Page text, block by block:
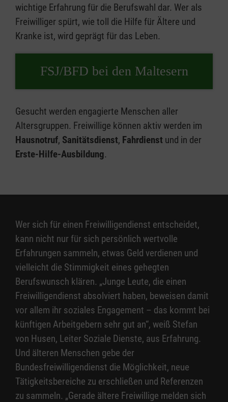
wichtige Erfahrung für die Berufswahl dar. Wer als
Freiwilliger spürt, wie toll die Hilfe für Ältere und
Kranke ist, wird geprägt für das Leben.
FSJ/BFD bei den Maltesern
Gesucht werden engagierte Menschen aller
Altersgruppen. Freiwillige können aktiv werden im
Hausnotruf, Sanitätsdienst, Fahrdienst und in der
Erste-Hilfe-Ausbildung.
Wer sich für einen Freiwilligendienst entscheidet,
kann nicht nur für sich persönlich wertvolle
Erfahrungen sammeln, etwas Geld verdienen und
vielleicht die Stimmigkeit eines gehegten
Berufswunsch klären. „Junge Leute, die einen
Freiwilligendienst absolviert haben, beweisen damit
vor allem ihr soziales Engagement – das kommt bei
künftigen Arbeitgebern sehr gut an“, weiß Stefan
von Husen, Leiter Soziale Dienste, aus Erfahrung.
Und älteren Menschen gebe der
Bundesfreiwilligendienst die Möglichkeit, neue
Tätigkeitsbereiche zu erschließen und Referenzen
zu sammeln. „Gerade ältere Freiwillige melden sich